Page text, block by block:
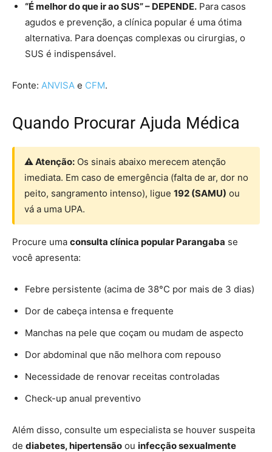
“É melhor do que ir ao SUS” – DEPENDE. Para casos
agudos e prevenção, a clínica popular é uma ótima
alternativa. Para doenças complexas ou cirurgias, o
SUS é indispensável.
Fonte: ANVISA e CFM.
Quando Procurar Ajuda Médica
⚠ Atenção: Os sinais abaixo merecem atenção
imediata. Em caso de emergência (falta de ar, dor no
peito, sangramento intenso), ligue 192 (SAMU) ou
vá a uma UPA.
Procure uma consulta clínica popular Parangaba se
você apresenta:
Febre persistente (acima de 38°C por mais de 3 dias)
Dor de cabeça intensa e frequente
Manchas na pele que coçam ou mudam de aspecto
Dor abdominal que não melhora com repouso
Necessidade de renovar receitas controladas
Check-up anual preventivo
Além disso, consulte um especialista se houver suspeita
de diabetes, hipertensão ou infecção sexualmente